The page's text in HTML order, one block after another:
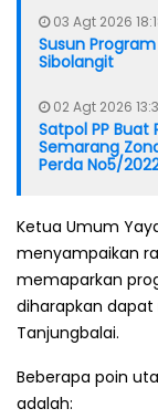
03 Agt 2026
Susun Program
Sibolangit
02 Agt 2026
Satpol PP Buat
Semarang
Perda No5/
Ketua Umum
menyampaikan
memaparkan
diharapkan
Tanjungbalai.
Beberapa poin
adalah: